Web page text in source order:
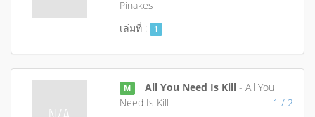
Pinakes
เล่มที่ :
1
M All You Need Is Kill - All You
Need Is Kill
1 / 2